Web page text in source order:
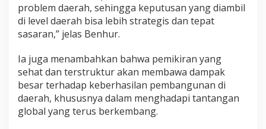
problem daerah, sehingga keputusan yang diambil
di level daerah bisa lebih strategis dan tepat
sasaran,” jelas Benhur.
Ia juga menambahkan bahwa pemikiran yang
sehat dan terstruktur akan membawa dampak
besar terhadap keberhasilan pembangunan di
daerah, khususnya dalam menghadapi tantangan
global yang terus berkembang.